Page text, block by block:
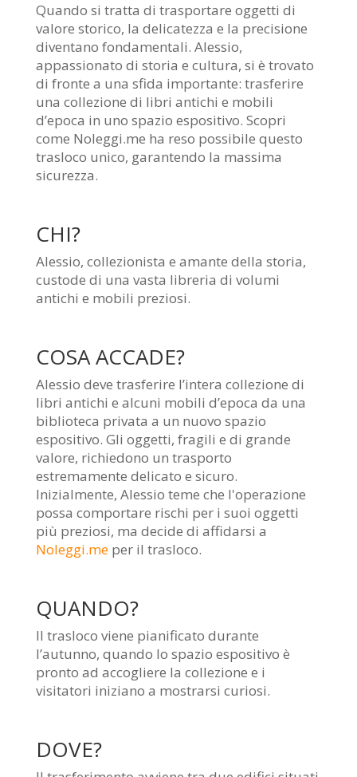
Quando si tratta di trasportare oggetti di
valore storico, la delicatezza e la precisione
diventano fondamentali. Alessio,
appassionato di storia e cultura, si è trovato
di fronte a una sfida importante: trasferire
una collezione di libri antichi e mobili
d’epoca in uno spazio espositivo. Scopri
come Noleggi.me ha reso possibile questo
trasloco unico, garantendo la massima
sicurezza.
CHI?
Alessio, collezionista e amante della storia,
custode di una vasta libreria di volumi
antichi e mobili preziosi.
COSA ACCADE?
Alessio deve trasferire l’intera collezione di
libri antichi e alcuni mobili d’epoca da una
biblioteca privata a un nuovo spazio
espositivo. Gli oggetti, fragili e di grande
valore, richiedono un trasporto
estremamente delicato e sicuro.
Inizialmente, Alessio teme che l'operazione
possa comportare rischi per i suoi oggetti
più preziosi, ma decide di affidarsi a
Noleggi.meper il trasloco.
QUANDO?
Il trasloco viene pianificato durante
l’autunno, quando lo spazio espositivo è
pronto ad accogliere la collezione e i
visitatori iniziano a mostrarsi curiosi.
DOVE?